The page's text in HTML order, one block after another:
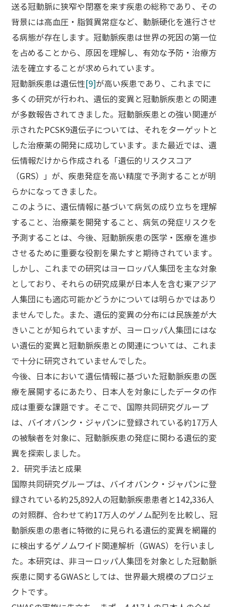
送る冠動脈に狭窄や閉塞を来す疾患の総称であり、その
背景には高血圧・脂質異常症など、動脈硬化を進行させ
る病態が存在します。冠動脈疾患は世界の死因の第一位
を占めることから、原因を理解し、有効な予防・治療方
法を確立することが求められています。
冠動脈疾患は遺伝性 [9]が高い疾患であり、これまでに
多くの研究が行われ、遺伝的変異と冠動脈疾患との関連
が多数報告されてきました。冠動脈疾患との強い関連が
示されたPCSK9遺伝子については、それをターゲットと
した治療薬の開発に成功しています。また最近では、遺
伝情報だけから作成される「遺伝的リスクスコア
（GRS）」が、疾患発症を高い精度で予測することが明
らかになってきました。
このように、遺伝情報に基づいて病気の成り立ちを理解
すること、治療薬を開発すること、病気の発症リスクを
予測することは、今後、冠動脈疾患の医学・医療を進歩
させるために重要な役割を果たすと期待されています。
しかし、これまでの研究はヨーロッパ人集団を主な対象
としており、それらの研究成果が日本人を含む東アジア
人集団にも適応可能かどうかについては明らかではあり
ませんでした。また、遺伝的変異の分布には民族差が大
きいことが知られていますが、ヨーロッパ人集団にはな
い遺伝的変異と冠動脈疾患との関連については、これま
で十分に研究されていませんでした。
今後、日本において遺伝情報に基づいた冠動脈疾患の医
療を展開するにあたり、日本人を対象にしたデータの作
成は重要な課題です。そこで、国際共同研究グループ
は、バイオバンク・ジャパンに登録されている約17万人
の被験者を対象に、冠動脈疾患の発症に関わる遺伝的変
異を探索しました。
2．研究手法と成果
国際共同研究グループは、バイオバンク・ジャパンに登
録されている約25,892人の冠動脈疾患患者と142,336人
の対照群、合わせて約17万人のゲノム配列を比較し、冠
動脈疾患の患者に特徴的に見られる遺伝的変異を網羅的
に検出するゲノムワイド関連解析（GWAS）を行いまし
た。本研究は、非ヨーロッパ人集団を対象とした冠動脈
疾患に関するGWASとしては、世界最大規模のプロジェ
クトです。